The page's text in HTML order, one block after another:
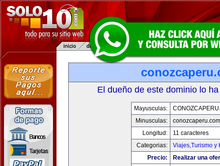
El dueño de este dominio lo
Mayusculas:
Minusculas:
conozcaperu.com
Longitud:
11 caracteres
Categorias:
Viajes,Turismo y
Precio:
Realizar una